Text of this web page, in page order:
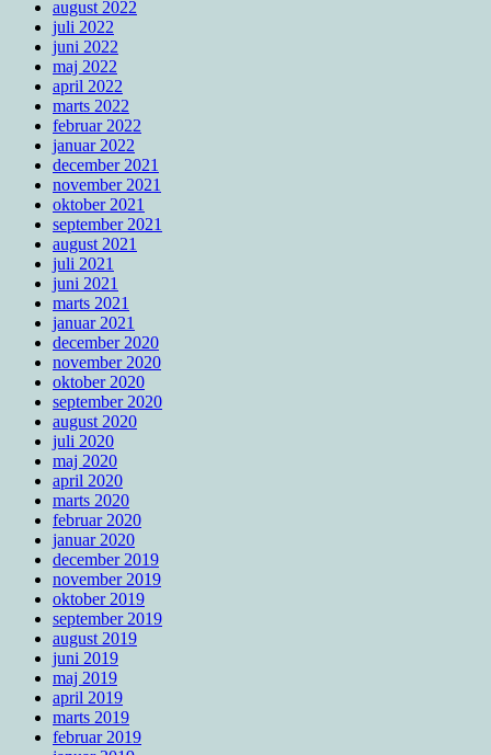
august 2022
juli 2022
juni 2022
maj 2022
april 2022
marts 2022
februar 2022
januar 2022
december 2021
november 2021
oktober 2021
september 2021
august 2021
juli 2021
juni 2021
marts 2021
januar 2021
december 2020
november 2020
oktober 2020
september 2020
august 2020
juli 2020
maj 2020
april 2020
marts 2020
februar 2020
januar 2020
december 2019
november 2019
oktober 2019
september 2019
august 2019
juni 2019
maj 2019
april 2019
marts 2019
februar 2019